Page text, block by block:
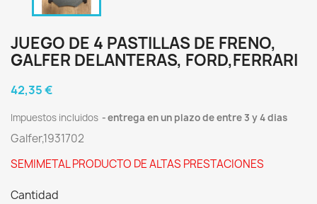
JUEGO DE 4 PASTILLAS DE FRENO,
GALFER DELANTERAS, FORD,FERRARI
42,35 €
Impuestos incluidos entrega en un plazo de entre 3 y 4 dias
Galfer,1931702
SEMIMETAL PRODUCTO DE ALTAS PRESTACIONES
Cantidad